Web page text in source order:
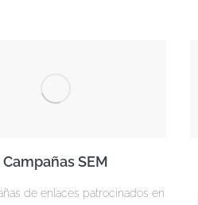
Campañas SEM
de enlaces patrocinados en